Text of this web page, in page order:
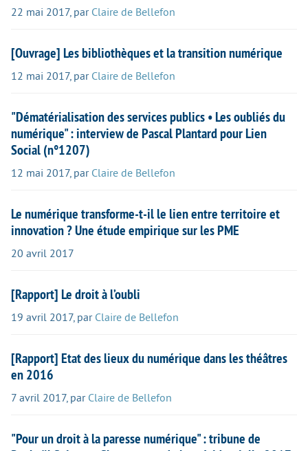
22 mai 2017, par Claire de Bellefon
[Ouvrage] Les bibliothèques et la transition numérique
12 mai 2017, par Claire de Bellefon
"Dématérialisation des services publics • Les oubliés du
numérique" : interview de Pascal Plantard pour Lien
Social (n°1207)
12 mai 2017, par Claire de Bellefon
Le numérique transforme-t-il le lien entre territoire et
innovation ? Une étude empirique sur les PME
20 avril 2017
[Rapport] Le droit à l’oubli
19 avril 2017, par Claire de Bellefon
[Rapport] Etat des lieux du numérique dans les théâtres
en 2016
7 avril 2017, par Claire de Bellefon
"Pour un droit à la paresse numérique" : tribune de